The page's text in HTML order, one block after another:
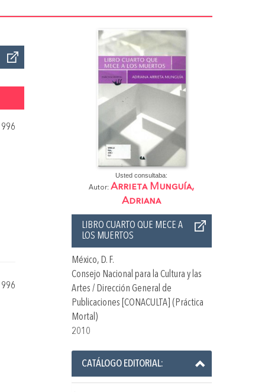
Usted consultaba:
Autor:Arrieta Munguía,
Adriana
LIBRO CUARTO QUE MECE A
LOS MUERTOS
México, D. F.
Consejo Nacional para la Cultura y las
Artes / Dirección General de
Publicaciones [CONACULTA] (Práctica
Mortal)
2010
CATÁLOGO EDITORIAL: